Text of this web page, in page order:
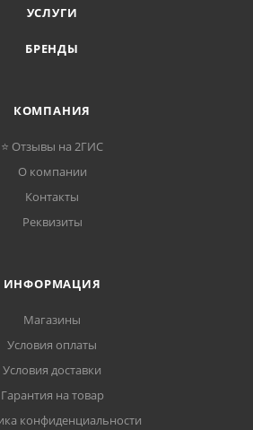
УСЛУГИ
БРЕНДЫ
КОМПАНИЯ
⭐ Отзывы на 2ГИС
О компании
Контакты
Реквизиты
ИНФОРМАЦИЯ
Магазины
Условия оплаты
Условия доставки
Гарантия на товар
конфиденциальности